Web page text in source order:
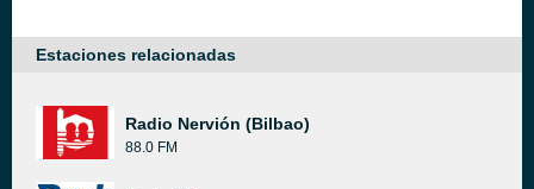
Estaciones relacionadas
Radio Nervión (Bilbao)
88.0 FM